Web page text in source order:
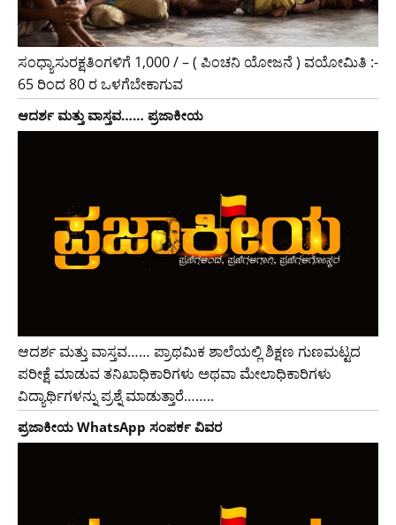
ಸಂಧ್ಯಾಸುರಕ್ಷತಿಂಗಳಿಗೆ 1,000 / – ( ಪಿಂಚನಿ ಯೋಜನೆ ) ವಯೋಮಿತಿ :-
65 ರಿಂದ 80 ರ ಒಳಗೆಬೇಕಾಗುವ
ಆದರ್ಶ ಮತ್ತು ವಾಸ್ತವ…… ಪ್ರಜಾಕೀಯ
ಆದರ್ಶ ಮತ್ತು ವಾಸ್ತವ…… ಪ್ರಾಥಮಿಕ ಶಾಲೆಯಲ್ಲಿ ಶಿಕ್ಷಣ ಗುಣಮಟ್ಟದ
ಪರೀಕ್ಷೆ ಮಾಡುವ ತನಿಖಾಧಿಕಾರಿಗಳು ಅಥವಾ ಮೇಲಾಧಿಕಾರಿಗಳು
ವಿದ್ಯಾರ್ಥಿಗಳನ್ನು ಪ್ರಶ್ನೆ ಮಾಡುತ್ತಾರೆ……..
ಪ್ರಜಾಕೀಯ WhatsApp ಸಂಪರ್ಕ ವಿವರ